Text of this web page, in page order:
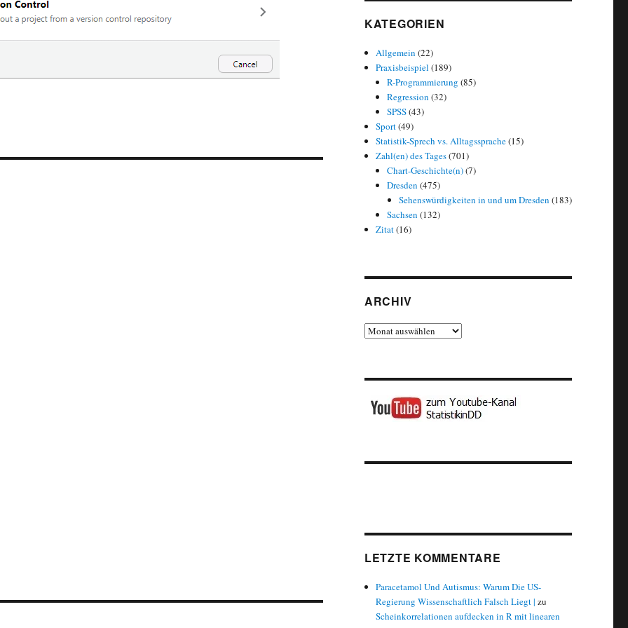
KATEGORIEN
Allgemein (22)
Praxisbeispiel (189)
R-Programmierung (85)
Regression (32)
SPSS(43)
Sport(49)
Statistik-Sprech vs. Alltagssprache(15)
Zahl(en) des Tages(701)
Chart-Geschichte(n)(7)
Dresden (475)
Sehenswürdigkeiten in und um Dresden (183)
Sachsen (132)
Zitat(16)
ARCHIV
Archiv
LETZTE KOMMENTARE
Paracetamol Und Autismus: Warum Die US-
Regierung Wissenschaftlich Falsch Liegt | zu
Scheinkorrelationen aufdecken in R mit linearen